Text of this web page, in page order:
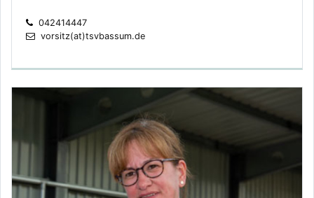
042414447
vorsitz(at)tsvbassum.de